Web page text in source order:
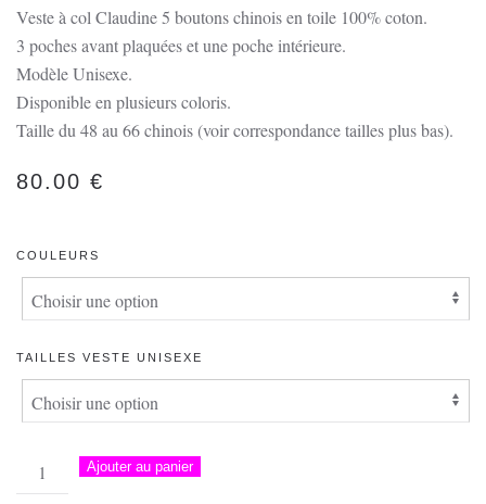
Veste à col Claudine 5 boutons chinois en toile 100% coton.
3 poches avant plaquées et une poche intérieure.
Modèle Unisexe.
Disponible en plusieurs coloris.
Taille du 48 au 66 chinois (voir correspondance tailles plus bas).
80.00 €
COULEURS
TAILLES VESTE UNISEXE
quantité
de
Ajouter au panier